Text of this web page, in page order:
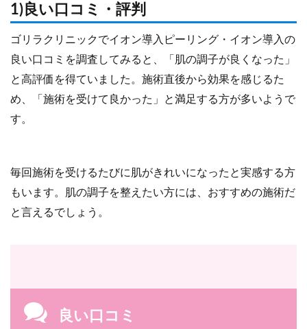
1)良い口コミ・評判
ゴリラクリニックでイオン導入ピーリング・イオン導入の
良い口コミを調査してみると、「肌の調子が良くなった」
と高評価を得ていました。施術直後から効果を感じるた
め、「施術を受けて良かった」と満足する方が多いようで
す。
毎回施術を受けるたびに肌がきれいになったと実感する方
もいます。肌の調子を整えたい方には、おすすめの施術だ
と言えるでしょう。
良い口コミ